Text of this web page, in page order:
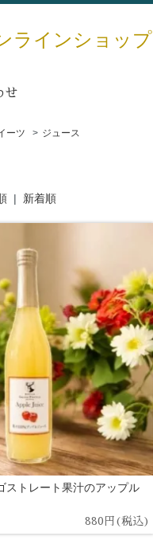
ラインショップ
せ
ーツ > ジュース
| 新着順
ストレート果汁のアップル
880円(税込)